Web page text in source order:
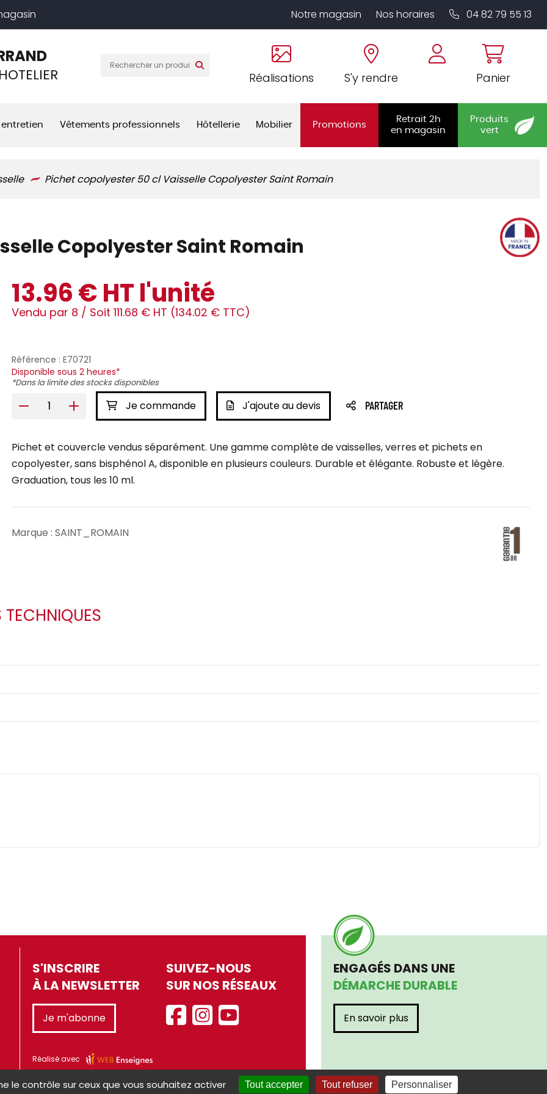
Notre magasin Nos horaires 04 82 79 55 13
Réalisations S'y rendre Panier
entretien Vêtements professionnels Hôtellerie Mobilier Promotions
Retrait 2h
en magasin
Produits
vert
Pichet copolyester 50 cl Vaisselle Copolyester Saint Romain
Copolyester Saint Romain
13.96 € HT l'unité
Vendu par 8 / Soit 111.68 € HT (134.02 € TTC)
Référence : E70721
Disponible sous 2 heures*
*Dans la limite des stocks disponibles
Je commande J'ajoute au devis PARTAGER
Pichet et couvercle vendus séparément. Une gamme complète de vaisselles, verres et pichets en
copolyester, sans bisphénol A, disponible en plusieurs couleurs. Durable et élégante. Robuste et légère.
Graduation, tous les 10 ml.
Marque : SAINT_ROMAIN
S'INSCRIRE
À LA NEWSLETTER
Je m'abonne
SUIVEZ-NOUS
SUR NOS RÉSEAUX
Réalisé avec
ENGAGÉS DANS UNE
DÉMARCHE DURABLE
En savoir plus
le contrôle sur ceux que vous souhaitez activer Tout accepter Tout refuser Personnaliser